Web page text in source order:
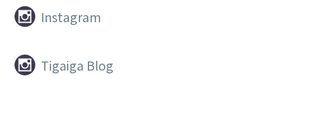

 Instagram

 Tigaiga Blog